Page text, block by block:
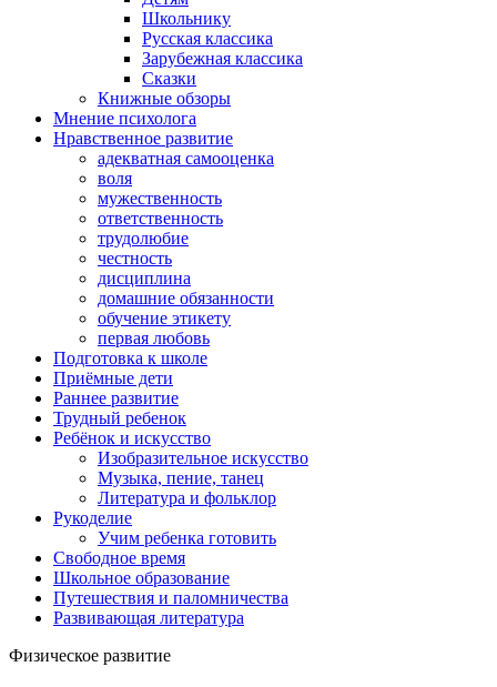
Школьнику
Русская классика
Зарубежная классика
Сказки
Книжные обзоры
Мнение психолога
Нравственное развитие
адекватная самооценка
воля
мужественность
ответственность
трудолюбие
честность
дисциплина
домашние обязанности
обучение этикету
первая любовь
Подготовка к школе
Приёмные дети
Раннее развитие
Трудный ребенок
Ребёнок и искусство
Изобразительное искусство
Музыка, пение, танец
Литература и фольклор
Рукоделие
Учим ребенка готовить
Свободное время
Школьное образование
Путешествия и паломничества
Развивающая литература
Физическое развитие